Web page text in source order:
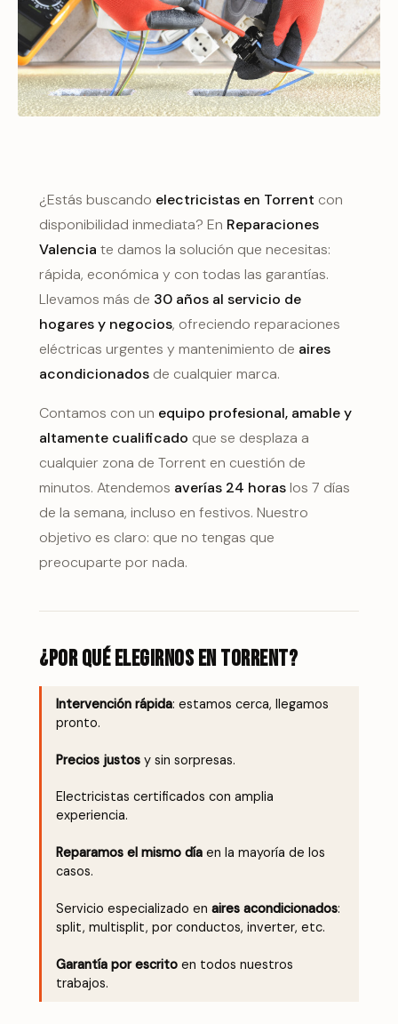
¿Estás buscando electricistas en Torrent con
disponibilidad inmediata? En Reparaciones
Valencia te damos la solución que necesitas:
rápida, económica y con todas las garantías.
Llevamos más de 30 años al servicio de
hogares y negocios, ofreciendo reparaciones
eléctricas urgentes y mantenimiento de aires
acondicionados de cualquier marca.
Contamos con un equipo profesional, amable y
altamente cualificado que se desplaza a
cualquier zona de Torrent en cuestión de
minutos. Atendemos averías 24 horaslos 7 días
de la semana, incluso en festivos. Nuestro
objetivo es claro: que no tengas que
preocuparte por nada.
¿Por qué elegirnos en Torrent?
Intervención rápida: estamos cerca, llegamos
pronto.
Precios justos y sin sorpresas.
Electricistas certificados con amplia
experiencia.
Reparamos el mismo día en la mayoría de los
casos.
Servicio especializado en aires acondicionados:
split, multisplit, por conductos, inverter, etc.
Garantía por escrito en todos nuestros
trabajos.